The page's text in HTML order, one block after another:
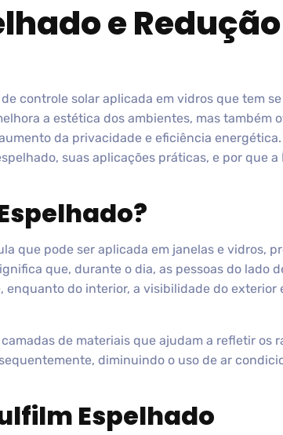
e
controle solar aplicada em vidros que tem
a estética dos ambientes, mas também
da privacidade e eficiência
suas aplicações práticas, e por que a
que pode ser aplicada em janelas e vidros,
que, durante o dia, as pessoas do lado
do interior, a visibilidade do
de materiais que ajudam a refletir os
diminuindo o uso de ar
Espelhado